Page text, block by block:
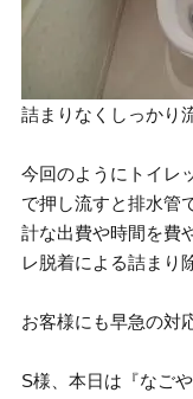
詰まりなくしっかり
今回のようにトイレ
で押し流すと排水管
計な出費や時間を費
レ脱着による詰まり
お客様にも早急の対
S様、本日は『なご